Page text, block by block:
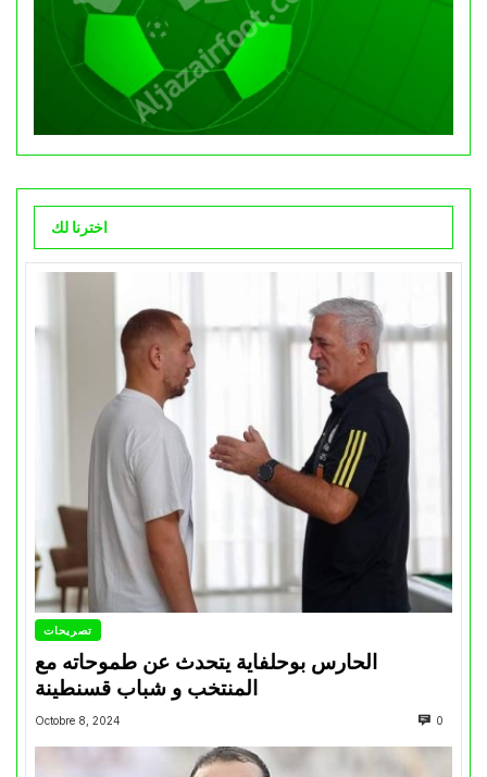
اخترنا لك
تصريحات
الحارس بوحلفاية يتحدث عن طموحاته مع
المنتخب و شباب قسنطينة
Octobre 8, 2024 0